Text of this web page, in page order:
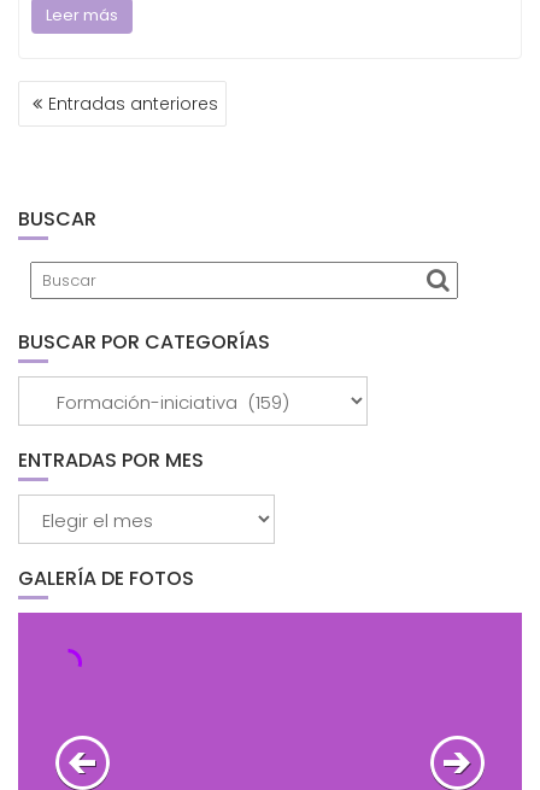
Leer más
NAVEGACIÓN
DEEntradas anteriores
BUSCAR
BUSCAR POR CATEGORÍAS
ENTRADAS POR MES
GALERÍA DE FOTOS